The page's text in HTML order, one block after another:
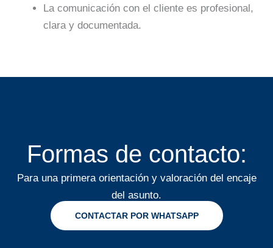
La comunicación con el cliente es profesional,
clara y documentada.
Formas de contacto:
Para una primera orientación y valoración del encaje
del asunto.
CONTACTAR POR WHATSAPP